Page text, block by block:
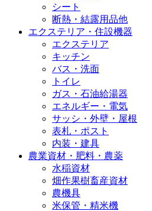
シート
断熱・結露用品他
エクステリア・住設機器
エクステリア
キッチン
バス・洗面
トイレ
ガス・石油給湯器
エネルギー・電気
サッシ・外壁・屋根
表札・ポスト
内装・建具
農業資材・肥料・農薬
水稲資材
畑作果樹畜産資材
農機具
米保管・精米機